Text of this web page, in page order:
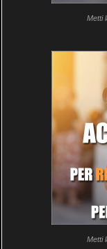
Metti
Metti